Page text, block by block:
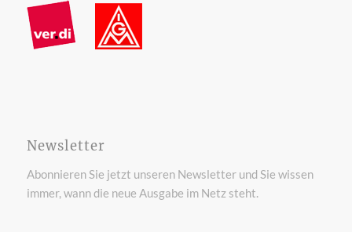
Newsletter
Abonnieren Sie jetzt unseren Newsletter und Sie wissen
immer, wann die neue Ausgabe im Netz steht.